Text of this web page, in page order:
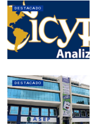
DESTACADO
DESTACADO